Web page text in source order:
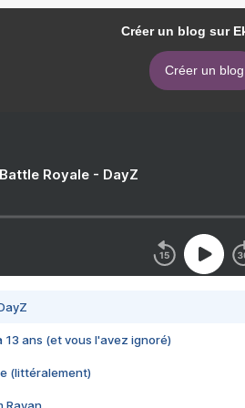
Créer un blog sur
Créer un blog
Royale - DayZ
13 ans (et vous l'avez ignoré)
(littéralement)